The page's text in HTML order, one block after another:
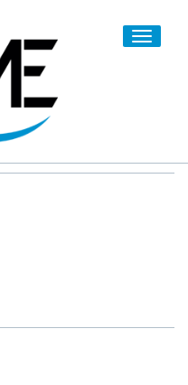
Toggle